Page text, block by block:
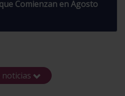
Comienzan en Agosto
noticias